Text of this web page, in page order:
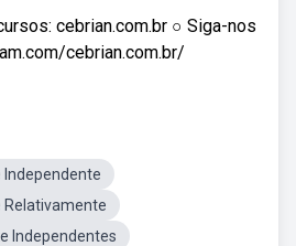
cebrian.com.br ○ Siga-nos
cebrian.com.br/
Relativamente
Independentes